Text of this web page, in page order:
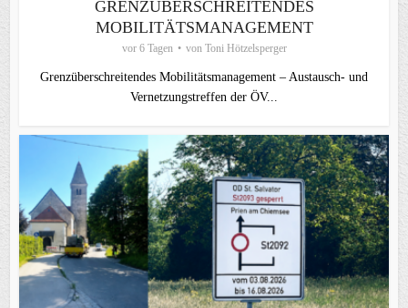
GRENZÜBERSCHREITENDES
MOBILITÄTSMANAGEMENT
vor 6 Tagen von Toni Hötzelsperger
Grenzüberschreitendes Mobilitätsmanagement – Austausch- und
Vernetzungstreffen der ÖV...